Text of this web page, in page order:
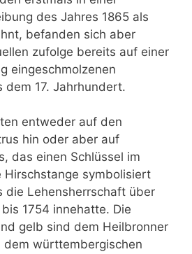
des Jahres 1865 als
befanden sich aber
zufolge bereits auf einer
eingeschmolzenen
dem 17. Jahrhundert.
entweder auf den
hin oder aber auf
das einen Schlüssel im
Hirschstange symbolisiert
die Lehensherrschaft über
1754 innehatte. Die
gelb sind dem Heilbronner
württembergischen